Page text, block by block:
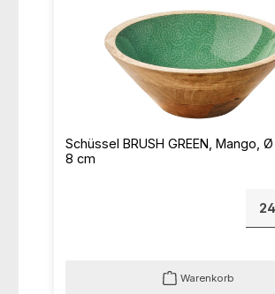
Schüssel BRUSH GREEN, Mango,
8 cm
Warenkorb